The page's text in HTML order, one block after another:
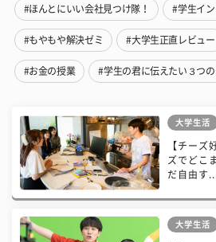
#ほんとにいい会社見つけ隊！ #学生イ
#もやもや解決ゼミ #大学生正直レビュー
#お金の授業 #学生の君に伝えたい３つの
大学生活
【チーズ
ズでどこ
だ自由す...
大学生活